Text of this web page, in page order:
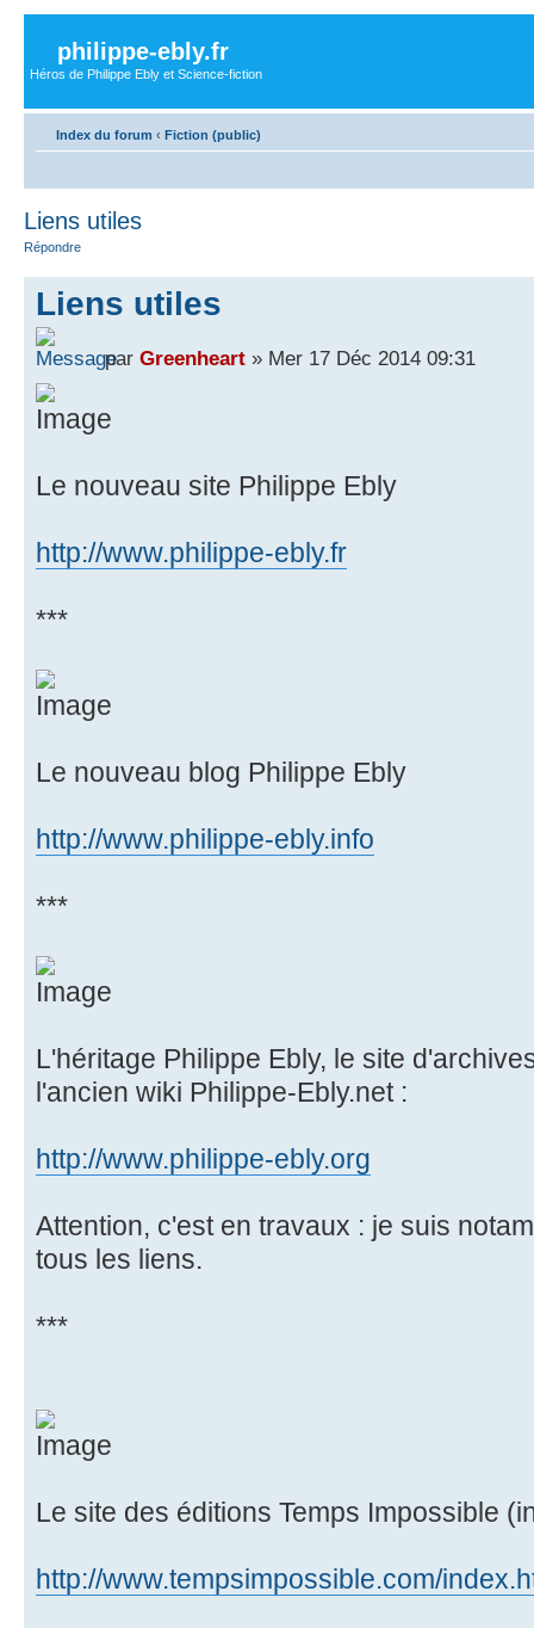
philippe-ebly.fr
Héros de Philippe Ebly et Science-fiction
Index du forum ‹ Fiction (public)
Liens utiles
Répondre
Liens utiles
par Greenheart » Mer 17 Déc 2014 09:31
Le nouveau site Philippe Ebly
http://www.philippe-ebly.fr
***
Le nouveau blog Philippe Ebly
http://www.philippe-ebly.info
***
L'héritage Philippe Ebly, le site
l'ancien wiki Philippe-Ebly.net :
http://www.philippe-ebly.org
Attention, c'est en travaux : je suis
tous les liens.
***
Le site des éditions Temps Impossible
http://www.tempsimpossible.com/